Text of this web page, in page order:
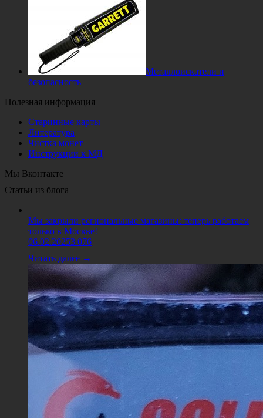
Металлоискатели и
безопасность
Полезная информация
Старинные карты
Литература
Чистка монет
Инструкции к МД
Мы Вконтакте
Статьи из блога
Мы закрыли региональные магазины: теперь работаем
только в Москве!
06.02.20253 076
Читать далее →